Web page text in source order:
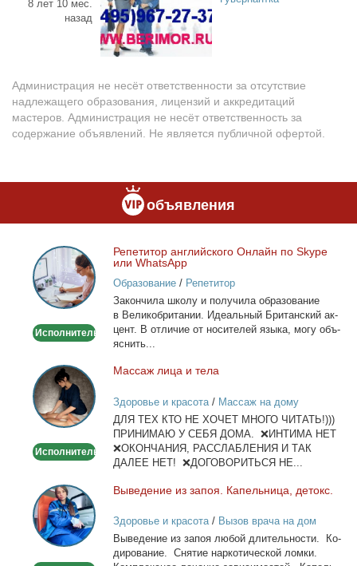
8 лет 10 мес.
назад
Администрация не несёт ответственности за отсутствие
надлежащего образования, лицензий и аккредитаций
мастеров. Администрация не несёт ответственность за
содержание объявлений. Не является публичной офертой.
объявления
Репетитор
английского
Онлайн
по
или
Исполнитель
Ре­пе­ти­тор ан­глий­ско­го Он­лайн по Skype
или WhatsApp
Образование/ Репетитор
За­кон­чи­ла шко­лу и по­лу­чи­ла об­ра­зо­ва­ние
в Ве­ли­ко­бри­та­нии. Иде­аль­ный Бри­тан­ский ак­
цент. В от­ли­чие от но­си­те­лей язы­ка, мо­гу объ­
яс­нить...
Массаж
лица
и
тела
Исполнитель
Мас­саж ли­ца и те­ла
Здоровье и красота/ Массаж на дому
ДЛЯ ТЕХ КТО НЕ ХОЧЕТ МНОГО ЧИТАТЬ!)))
ПРИНИМАЮ У СЕБЯ ДОМА. ❌ИНТИМА НЕТ
❌ОКОНЧАНИЯ, РАССЛАБЛЕНИЯ И ТАК
ДАЛЕЕ НЕТ! ❌ДОГОВОРИТЬСЯ НЕ...
Выведение
из
запоя.
Капельница,
Вы­ве­де­ние из за­поя. Ка­пель­ни­ца, де­токс.
Здоровье и красота/ Вызов врача на дом
Вы­ве­де­ние из за­поя лю­бой дли­тель­но­сти. Ко­
ди­ро­ва­ние. Сня­тие нар­ко­ти­че­ской лом­ки.